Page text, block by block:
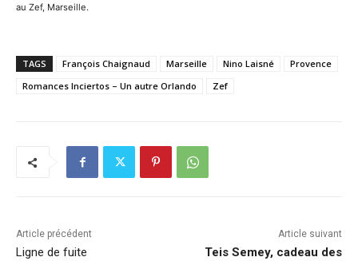
au Zef, Marseille.
TAGS François Chaignaud Marseille Nino Laisné
Provence
Romances Inciertos – Un autre Orlando
Zef
Article précédent
Ligne de fuite
Article suivant
Teis Semey, cadeau des